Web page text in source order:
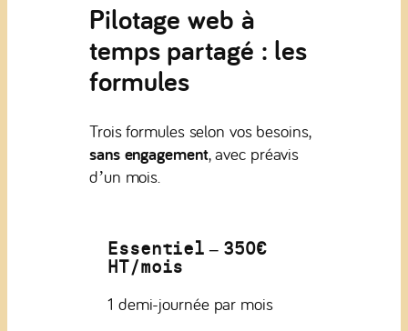
Pilotage web à
temps partagé : les
formules
Trois formules selon vos besoins,
sans engagement, avec préavis
d’un mois.
Essentiel – 350€
HT/mois
1 demi-journée par mois